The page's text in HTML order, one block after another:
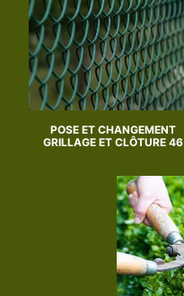
POSE ET CHANGEMENT
GRILLAGE ET CLÔTURE 46